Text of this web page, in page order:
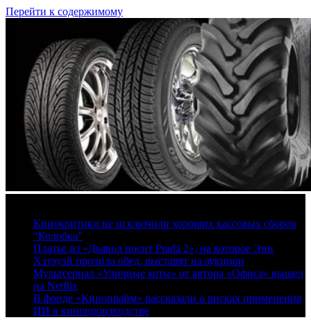
Перейти к содержимому
Кинокритики не исключили хороших кассовых сборов
“Колобка”
Платье из «Дьявол носит Prada 2», на которое Энн
Хэтэуэй пролила обед, выставят на аукцион
Мультсериал «Уличные коты» от автора «Офиса» вышел
на Netflix
В фонде «Кинопрайм» рассказали о рисках применения
ИИ в кинопроизводстве